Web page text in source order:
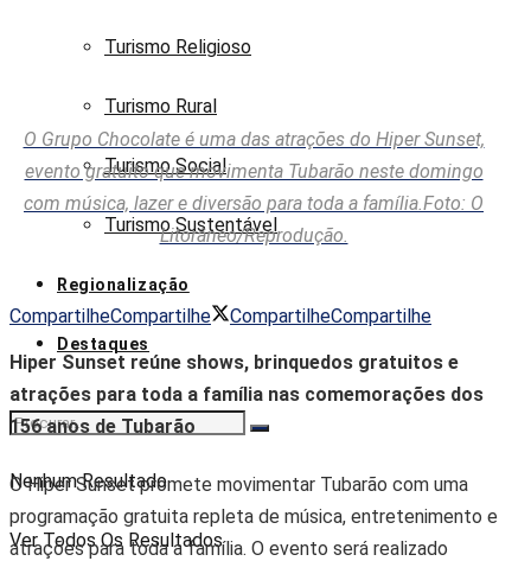
Turismo Religioso
Turismo Rural
Turismo Social
Turismo Sustentável
Regionalização
Destaques
Nenhum Resultado
Ver Todos Os Resultados
O Grupo Chocolate é uma das atrações do Hiper Sunset,
evento gratuito que movimenta Tubarão neste domingo
com música, lazer e diversão para toda a família.Foto: O
Litorâneo/Reprodução.
CompartilheCompartilhe CompartilheCompartilhe
Hiper Sunset reúne shows, brinquedos gratuitos e
atrações para toda a família nas comemorações dos
156 anos de Tubarão
O Hiper Sunset promete movimentar Tubarão com uma
programação gratuita repleta de música, entretenimento e
atrações para toda a família. O evento será realizado